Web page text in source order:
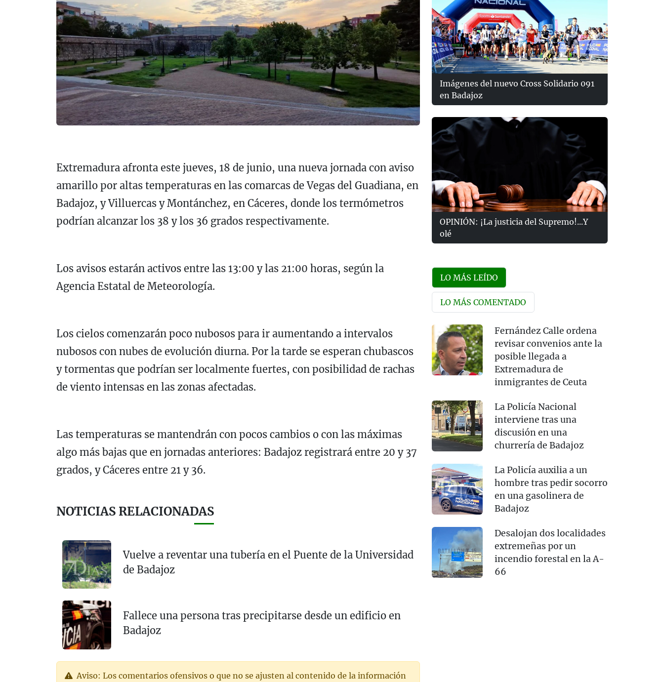
Extremadura afronta este jueves, 18 de junio, una nueva jornada con aviso
amarillo por altas temperaturas en las comarcas de Vegas del Guadiana, en
Badajoz, y Villuercas y Montánchez, en Cáceres, donde los termómetros
podrían alcanzar los 38 y los 36 grados respectivamente.
Los avisos estarán activos entre las 13:00 y las 21:00 horas, según la
Agencia Estatal de Meteorología.
Los cielos comenzarán poco nubosos para ir aumentando a intervalos
nubosos con nubes de evolución diurna. Por la tarde se esperan chubascos
y tormentas que podrían ser localmente fuertes, con posibilidad de rachas
de viento intensas en las zonas afectadas.
Las temperaturas se mantendrán con pocos cambios o con las máximas
algo más bajas que en jornadas anteriores: Badajoz registrará entre 20 y 37
grados, y Cáceres entre 21 y 36.
NOTICIAS RELACIONADAS
Vuelve a reventar una tubería en el Puente de la Universidad
de Badajoz
Fallece una persona tras precipitarse desde un edificio en
Badajoz
Aviso: Los comentarios ofensivos o que no se ajusten al contenido de la información
Imágenes del nuevo Cross Solidario 091
en Badajoz
OPINIÓN: ¡La justicia del Supremo!...Y
olé
LO MÁS LEÍDO
LO MÁS COMENTADO
Fernández Calle ordena
revisar convenios ante la
posible llegada a
Extremadura de
inmigrantes de Ceuta
La Policía Nacional
interviene tras una
discusión en una
churrería de Badajoz
La Policía auxilia a un
hombre tras pedir socorro
en una gasolinera de
Badajoz
Desalojan dos localidades
extremeñas por un
incendio forestal en la A-
66